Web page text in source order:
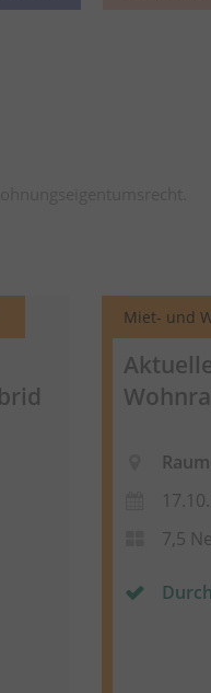
Miet- und
7,5